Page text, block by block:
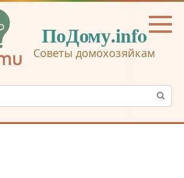
ПоДому.info
Советы домохозяйкам